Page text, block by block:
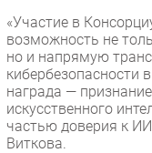
«Участие в
возможность не
но и напрямую
кибербезопасности
награда —
искусственного
частью доверия к
Виткова.